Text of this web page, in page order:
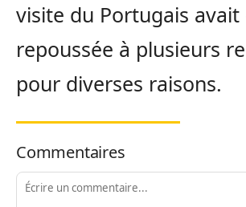
visite du Portugais avait
repoussée à plusieurs
pour diverses raisons.
Commentaires